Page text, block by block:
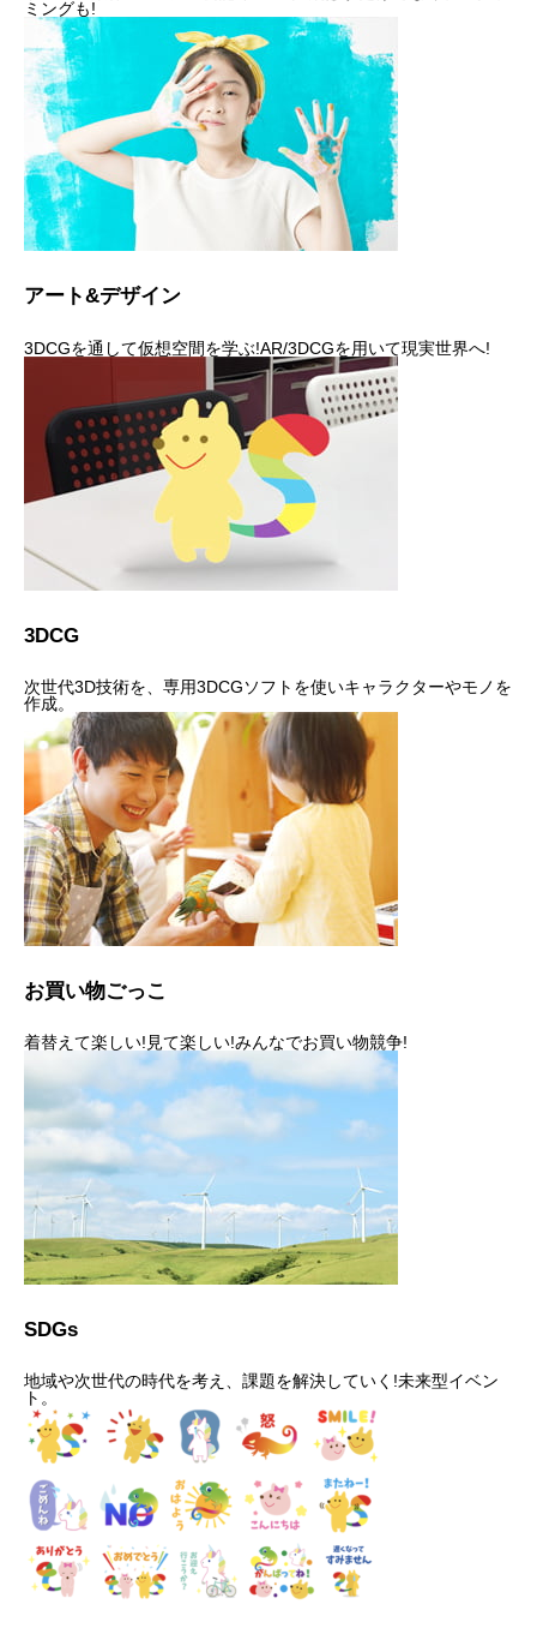
ミングも!
アート&デザイン
3DCGを通して仮想空間を学ぶ!AR/3DCGを用いて現実世界へ!
3DCG
次世代3D技術を、専用3DCGソフトを使いキャラクターやモノを
作成。
お買い物ごっこ
着替えて楽しい!見て楽しい!みんなでお買い物競争!
SDGs
地域や次世代の時代を考え、課題を解決していく!未来型イベン
ト。